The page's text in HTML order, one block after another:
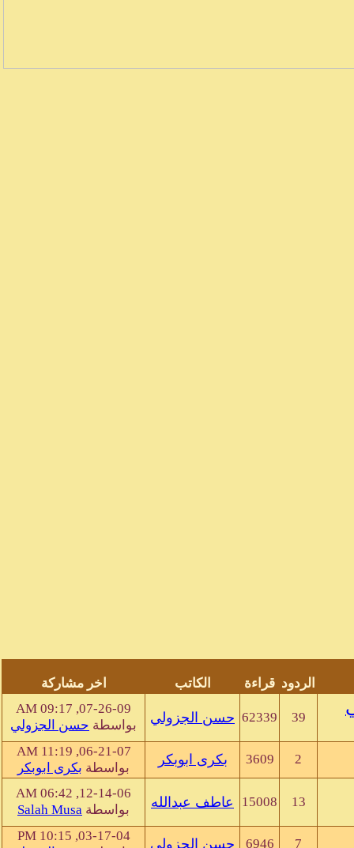
الردود قراءة الكاتب اخر مشاركة
39
62339 حسن الجزولي
07-26-09, 09:17 AM
بواسطة حسن الجزولي
2
3609 بكرى ابوبكر
06-21-07, 11:19 AM
بواسطة بكرى ابوبكر
13
15008 عاطف عبدالله
12-14-06, 06:42 AM
بواسطة Salah Musa
7
6946 حسن الجزولي
03-17-04, 10:15 PM